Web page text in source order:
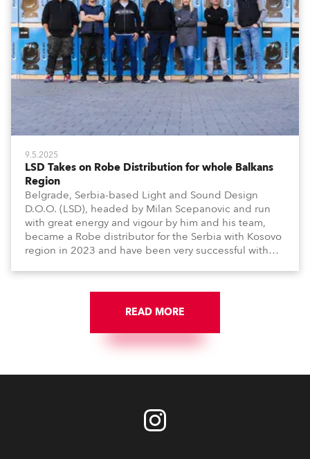
9.5.2025
LSD Takes on Robe Distribution for whole Balkans
Region
Belgrade, Serbia-based Light and Sound Design
D.O.O. (LSD), headed by Milan Scepanovic and run
with great energy and vigour by him and his team,
became a Robe distributor for the Serbia with Kosovo
region in 2023 and have been very successful with
READ MORE